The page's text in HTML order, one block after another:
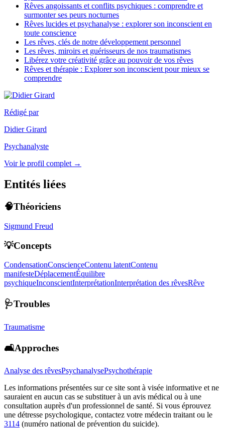
Rêves angoissants et conflits psychiques : comprendre et
surmonter ses peurs nocturnes
Rêves lucides et psychanalyse : explorer son inconscient en
toute conscience
Les rêves, clés de notre développement personnel
Les rêves, miroirs et guérisseurs de nos traumatismes
Libérez votre créativité grâce au pouvoir de vos rêves
Rêves et thérapie : Explorer son inconscient pour mieux se
comprendre
Rédigé par
Didier Girard
Psychanalyste
Voir le profil complet →
Entités liées
🧠Théoriciens
Sigmund Freud
💡Concepts
CondensationConscienceContenu latentContenu
manifesteDéplacementÉquilibre
psychiqueInconscientInterprétationInterprétation des rêvesRêve
🩺Troubles
Traumatisme
🛋️Approches
Analyse des rêvesPsychanalysePsychothérapie
Les informations présentées sur ce site sont à visée informative et ne
sauraient en aucun cas se substituer à un avis médical ou à une
consultation auprès d'un professionnel de santé. Si vous éprouvez
une détresse psychologique, contactez votre médecin traitant ou le
3114 (numéro national de prévention du suicide).